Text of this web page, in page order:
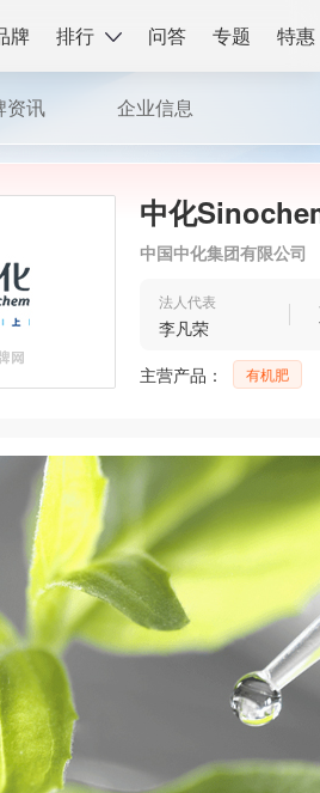
牌 排行 问答 专题 特惠
中化
中国中化集团有限公司
法人代表
李凡荣
主营产品：
有机肥
资讯 企业信息